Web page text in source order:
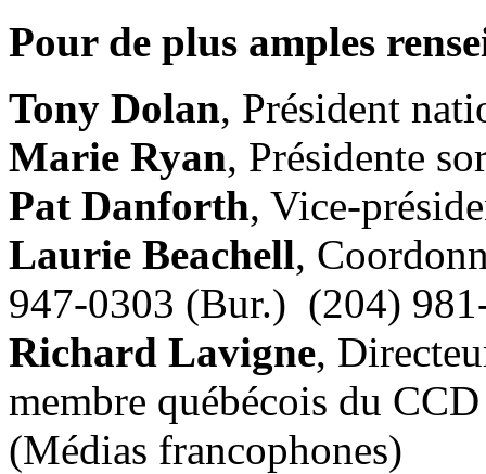
Pour de plus amples
Tony Dolan, Président
Marie Ryan, Présidente
Pat Danforth, Vice-
Laurie Beachell,
947-0303 (Bur.) (204)
Richard Lavigne,
membre québécois du
(Médias francophones)